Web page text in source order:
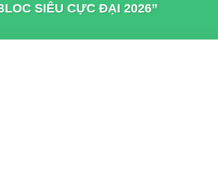
SIÊU CỰC ĐẠI 2026”